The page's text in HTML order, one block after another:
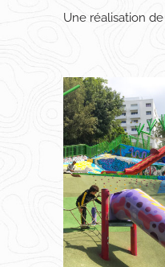
Une réalisation de